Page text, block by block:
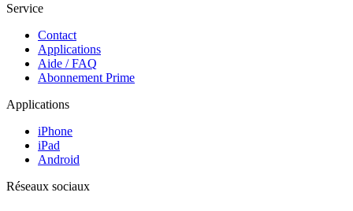
Service
Contact
Applications
Aide / FAQ
Abonnement Prime
Applications
iPhone
iPad
Android
Réseaux sociaux